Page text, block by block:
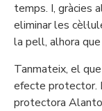
temps. I, gràcies
eliminar les
la pell, alhora
Tanmateix, el
efecte protector.
protectora